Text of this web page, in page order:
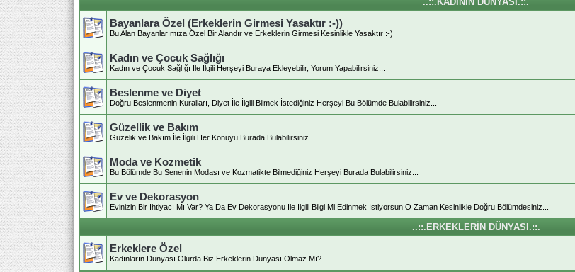
Bayanlara Özel (Erkeklerin Girmesi Yasaktır :-))
Bu Alan Bayanlarımıza Özel Bir Alandır ve Erkeklerin Girmesi Kesinlikle Yasaktır :-)
Kadın ve Çocuk Sağlığı
Kadın ve Çocuk Sağlığı İle İlgili Herşeyi Buraya Ekleyebilir, Yorum Yapabilirsiniz...
Beslenme ve Diyet
Doğru Beslenmenin Kuralları, Diyet İle İlgili Bilmek İstediğiniz Herşeyi Bu Bölümde Bulabilirsiniz...
Güzellik ve Bakım
Güzelik ve Bakım İle İlgili Her Konuyu Burada Bulabilirsiniz...
Moda ve Kozmetik
Bu Bölümde Bu Senenin Modası ve Kozmatikte Bilmediğiniz Herşeyi Burada Bulabilirsiniz...
Ev ve Dekorasyon
Evinizin Bir İhtiyacı Mı Var? Ya Da Ev Dekorasyonu İle İlgili Bilgi Mi Edinmek İstiyorsun O Zaman Kesinlikle Doğru Bölümdesiniz...
..::.ERKEKLERİN DÜNYASI.::.
Erkeklere Özel
Kadınların Dünyası Olurda Biz Erkeklerin Dünyası Olmaz Mı?